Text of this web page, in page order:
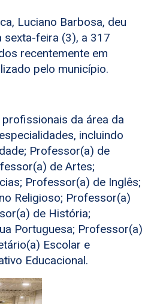
Luciano Barbosa, deu
sexta-feira (3), a 317
recentemente em
pelo município.
da área da
incluindo
Professor(a) de
de Artes;
Professor(a) de Inglês;
Religioso; Professor(a)
de História;
Portuguesa; Professor(a)
Escolar e
Educacional.